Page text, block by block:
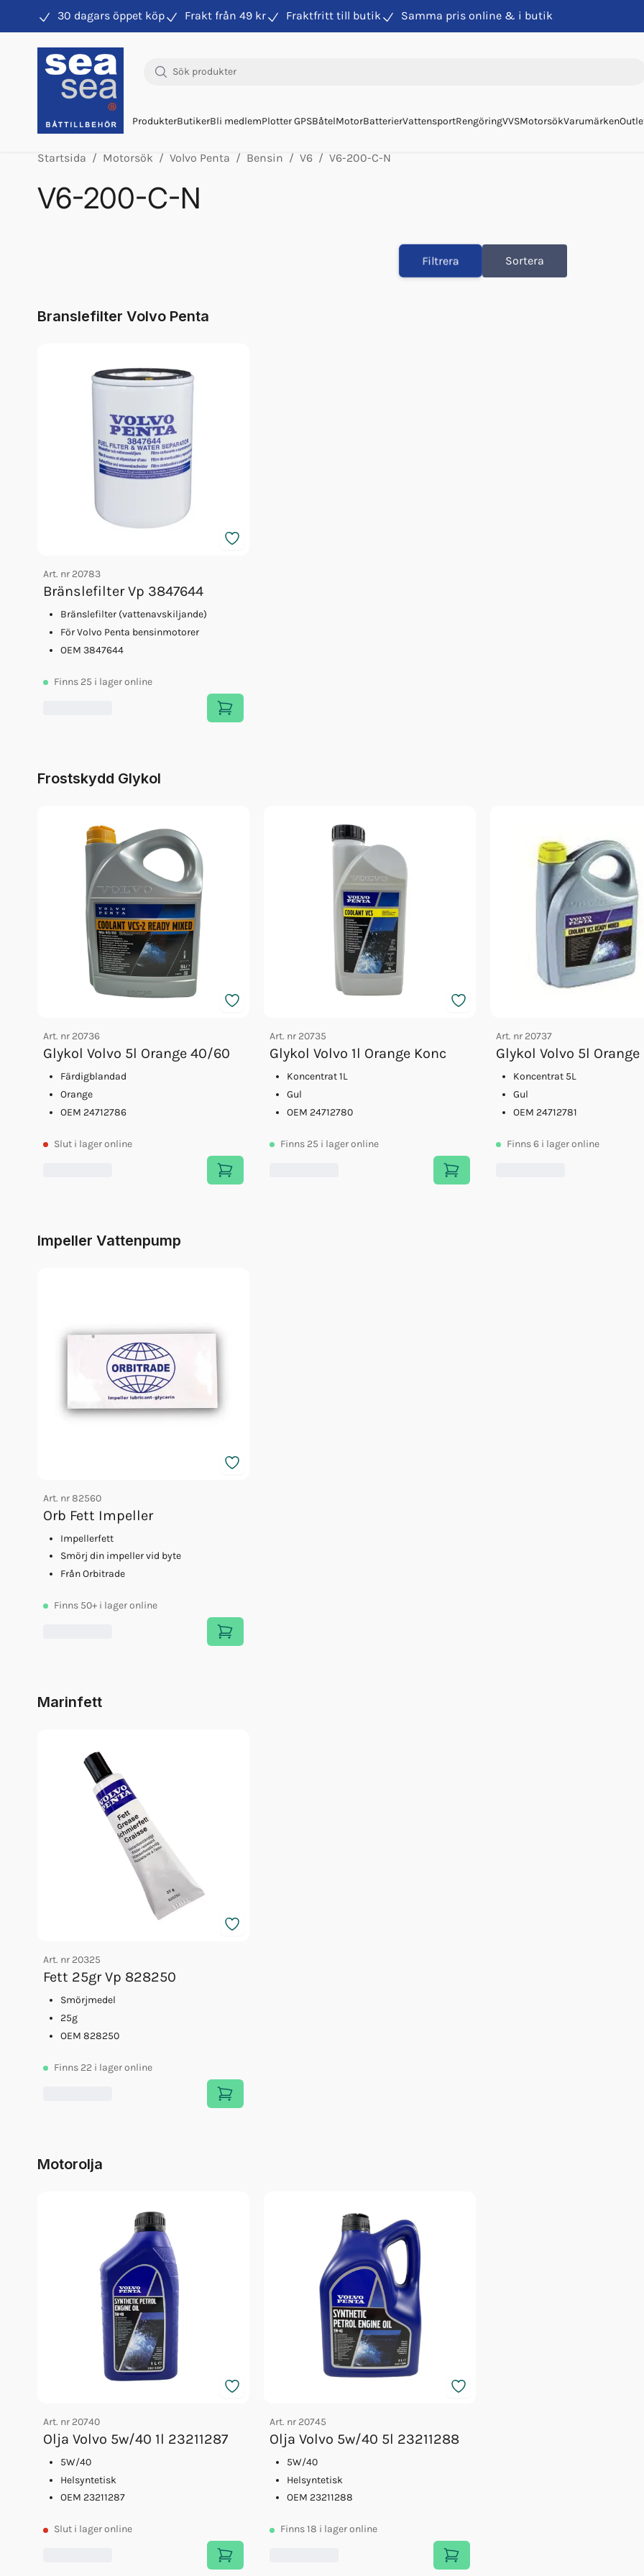
30 dagars öppet köp Frakt från 49 kr Fraktfritt till butik Samma pris online & i butik
ProdukterButikerBli medlemPlotter GPSBåtelMotorBatterierVattensportRengöringVVSMotorsökVarumärken
Hitta rätt produkter till din båtmotor
Startsida Motorsök Volvo Penta Bensin V6 V6-200-C-N
V6-200-C-N
Olja Volvo 5w/40 5l 23211288
Filtrera Sortera
Branslefilter Volvo Penta
Art. nr 20783
Bränslefilter Vp 3847644
Bränslefilter (vattenavskiljande)
För Volvo Penta bensinmotorer
OEM 3847644
Finns 25 i lager online
Frostskydd Glykol
Art. nr 20736
Glykol Volvo 5l Orange 40/60
Färdigblandad
Orange
OEM 24712786
Slut i lager online
Art. nr 20735
Glykol Volvo 1l Orange Konc
Koncentrat 1L
Gul
OEM 24712780
Finns 25 i lager online
Art. nr 20737
Glykol Volvo 5l Orange
Koncentrat 5L
Gul
OEM 24712781
Finns6 i lager online
Impeller Vattenpump
Art. nr82560
Orb Fett Impeller
Impellerfett
Smörj din impeller vid byte
Från Orbitrade
Finns 50+ i lager online
Marinfett
Art. nr 20325
Fett 25gr Vp 828250
Smörjmedel
25g
OEM 828250
Finns 22 i lager online
Motorolja
Art. nr 20740
Olja Volvo 5w/40 1l 23211287
5W/40
Helsyntetisk
OEM 23211287
Slut i lager online
Art. nr 20745
Olja Volvo 5w/40 5l 23211288
5W/40
Helsyntetisk
OEM 23211288
Finns18 i lager online